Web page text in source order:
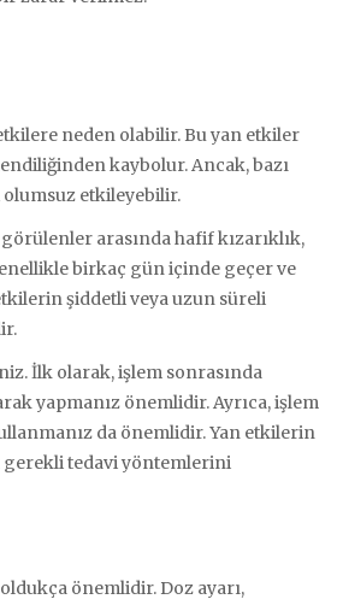
neden olabilir. Bu yan etkiler
kaybolur. Ancak, bazı
etkileyebilir.
arasında hafif kızarıklık,
birkaç gün içinde geçer ve
şiddetli veya uzun süreli
İlk olarak, işlem sonrasında
yapmanız önemlidir. Ayrıca, işlem
da önemlidir. Yan etkilerin
tedavi yöntemlerini
önemlidir. Doz ayarı,